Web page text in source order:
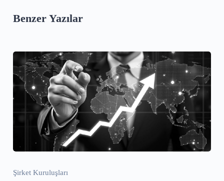
Benzer Yazılar
Şirket Kuruluşları